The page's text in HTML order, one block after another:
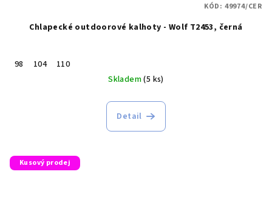
Chlapecké outdoorové kalhoty - Wolf T2453, černá
98 104
110
Skladem(5 ks)
Detail
KÓD: 49974/CER
Kusový prodej